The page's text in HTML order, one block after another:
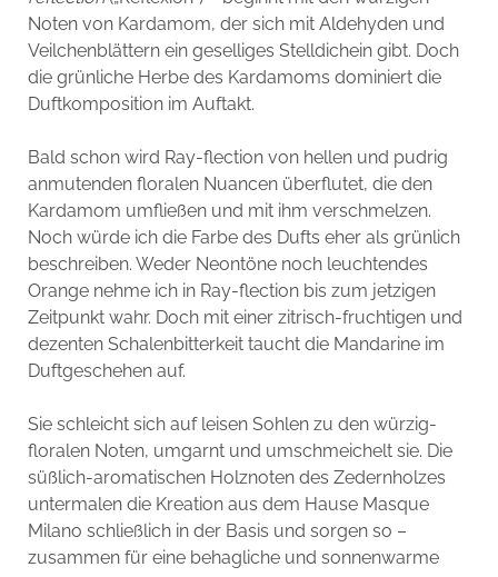
Noten von Kardamom, der sich mit Aldehyden und
Veilchenblättern ein geselliges Stelldichein gibt. Doch
die grünliche Herbe des Kardamoms dominiert die
Duftkomposition im Auftakt.
Bald schon wird Ray-flection von hellen und pudrig
anmutenden floralen Nuancen überflutet, die den
Kardamom umfließen und mit ihm verschmelzen.
Noch würde ich die Farbe des Dufts eher als grünlich
beschreiben. Weder Neontöne noch leuchtendes
Orange nehme ich in Ray-flection bis zum jetzigen
Zeitpunkt wahr. Doch mit einer zitrisch-fruchtigen und
dezenten Schalenbitterkeit taucht die Mandarine im
Duftgeschehen auf.
Sie schleicht sich auf leisen Sohlen zu den würzig-
floralen Noten, umgarnt und umschmeichelt sie. Die
süßlich-aromatischen Holznoten des Zedernholzes
untermalen die Kreation aus dem Hause Masque
Milano schließlich in der Basis und sorgen so –
zusammen für eine behagliche und sonnenwarme